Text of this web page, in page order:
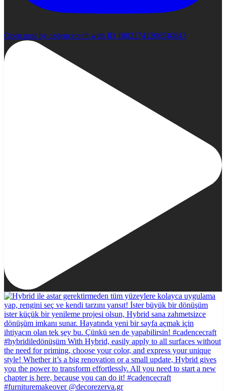
Open post by cadencecraft with ID 18021741206540843